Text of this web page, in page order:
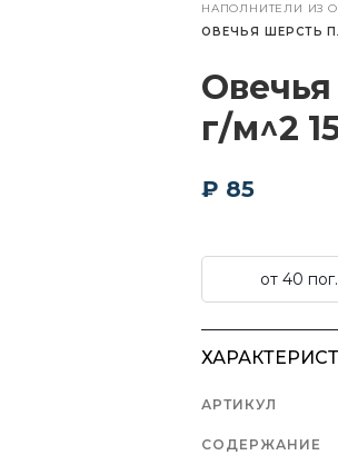
НАПОЛНИТЕЛИ ИЗ
ОВЕЧЬЯ ШЕРСТЬ
Овечья
г/м^2
₽ 85
от 40
АРТИКУЛ
СОДЕРЖАНИЕ